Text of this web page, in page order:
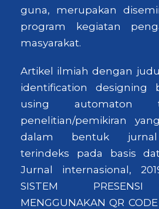
guna, merupakan
program kegiatan
masyarakat.
Artikel ilmiah dengan
identification designing
using automaton
penelitian/pemikiran
dalam bentuk jurnal
terindeks pada basis
Jurnal internasional,
SISTEM PRESENSI
MENGGUNAKAN QR